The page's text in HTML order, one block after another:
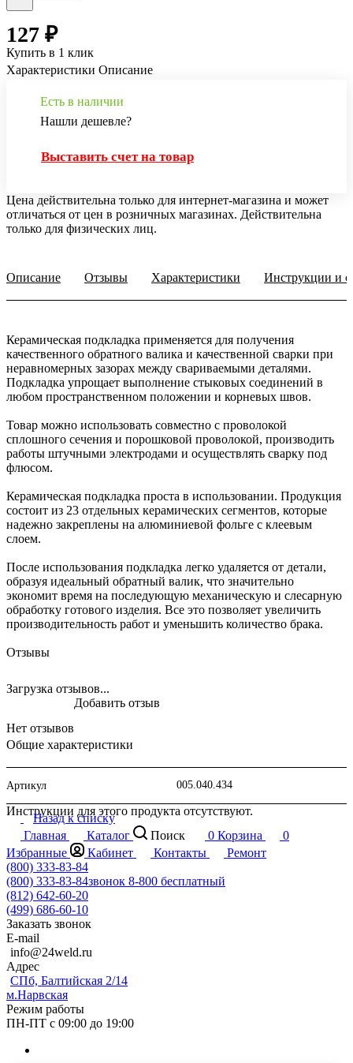
127 ₽
Купить в 1 клик
Характеристики Описание
Есть в наличии
Нашли дешевле?
Выставить счет на товар
Цена действительна только для интернет-магазина и может
отличаться от цен в розничных магазинах. Действительна
только для физических лиц.
Описание Отзывы Характеристики Инструкции и
Керамическая подкладка применяется для получения
качественного обратного валика и качественной сварки при
неравномерных зазорах между свариваемыми деталями.
Подкладка упрощает выполнение стыковых соединений в
любом пространственном положении и корневых швов.
Товар можно использовать совместно с проволокой
сплошного сечения и порошковой проволокой, производить
работы штучными электродами и осуществлять сварку под
флюсом.
Керамическая подкладка проста в использовании. Продукция
состоит из 23 отдельных керамических сегментов, которые
надежно закреплены на алюминиевой фольге с клеевым
слоем.
После использования подкладка легко удаляется от детали,
образуя идеальный обратный валик, что значительно
экономит время на последующую механическую и слесарную
обработку готового изделия. Все это позволяет увеличить
производительность работ и уменьшить количество брака.
Отзывы
Загрузка отзывов...
Нет отзывов
Добавить отзыв
Общие характеристики
Артикул 005.040.434
Инструкции для этого продукта отсутствуют.
Назад к списку
Главная
Каталог Поиск 0 Корзина
0
Избранные
Кабинет Контакты
Ремонт
(800) 333-83-84
(800) 333-83-84звонок 8-800 бесплатный
(812) 642-60-20
(499) 686-60-10
Заказать звонок
E-mail
info@24weld.ru
Адрес
СПб, Балтийская 2/14
м.Нарвская
Режим работы
ПН-ПТ с 09:00 до 19:00